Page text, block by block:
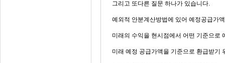
그리고 또다른 질문 하나가 있습니다.
예외적 안분계산방법에 있어 예정공급가
미래의 수익을 현시점에서 어떤 기준으로
미래 예정 공급가액을 기준으로 환급받기